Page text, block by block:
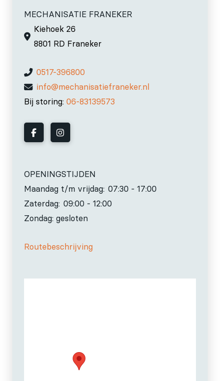
MECHANISATIE FRANEKER
Kiehoek 26
8801 RD Franeker
0517-396800
info@mechanisatiefraneker.nl
Bij storing: 06-83139573
OPENINGSTIJDEN
Maandag t/m vrijdag: 07:30 - 17:00
Zaterdag: 09:00 - 12:00
Zondag: gesloten
Routebeschrijving